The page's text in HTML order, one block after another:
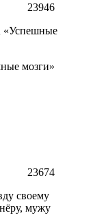
23946
мозги»
23674